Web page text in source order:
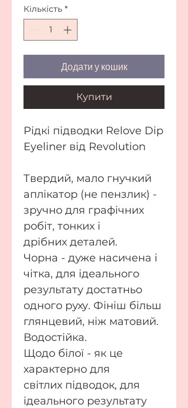
Кількість *
Додати у кошик
Купити
Рідкі підводки Relove Dip
Eyeliner від Revolution
Твердий, мало гнучкий
аплікатор (не пензлик) -
зручно для графічних
робіт, тонких і
дрібних деталей.
Чорна - дуже насичена і
чітка, для ідеального
результату достатньо
одного руху. Фініш більш
глянцевий, ніж матовий.
Водостійка.
Щодо білої - як це
характерно для
світлих підводок, для
ідеального результату